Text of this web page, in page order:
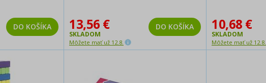
DO KOŠÍKA 13,56 €
SKLADOM
Môžete mať už 12.8.
DO KOŠÍKA 10,68 €
SKLADOM
Môžete mať už 12.8.